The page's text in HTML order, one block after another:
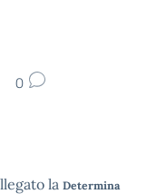
0
la Determina